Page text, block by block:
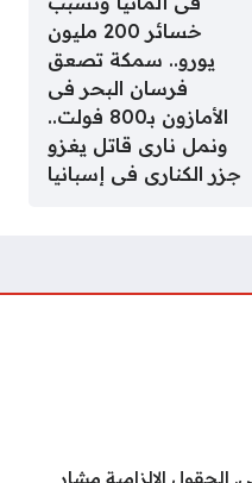
خسائر 200 مليون
يورو.. سمكة تصعق
فرسان البحر فى
الأمازون بـ800 فولت..
ونمل نارى قاتل يغزو
جزر الكنارى فى إسبانيا
الحقول الإلزامية مشار